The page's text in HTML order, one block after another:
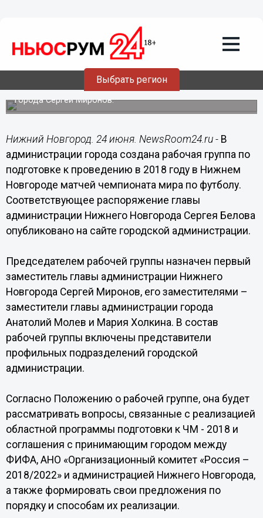
Выбрать регион
Рабочая группа по подготовке к
проведению матчей ЧМ – 2018
создана в Нижнем Новгороде
Ее возглавил первый заместитель главы администрации
города Сергей Миронов.
Нижний Новгород. 24 июня. NewsRoom24.ru - В
администрации города создана рабочая группа по
подготовке к проведению в 2018 году в Нижнем
Новгороде матчей чемпионата мира по футболу.
Соответствующее распоряжение главы
администрации Нижнего Новгорода Сергея Белова
опубликовано на сайте городской администрации.
Председателем рабочей группы назначен первый
заместитель главы администрации Нижнего
Новгорода Сергей Миронов, его заместителями –
заместители главы администрации города
Анатолий Молев и Мария Холкина. В состав
рабочей группы включены представители
профильных подразделений городской
администрации.
Согласно Положению о рабочей группе, она будет
рассматривать вопросы, связанные с реализацией
областной программы подготовки к ЧМ - 2018 и
соглашения с принимающим городом между
ФИФА, АНО «Организационный комитет «Россия –
2018/2022» и администрацией Нижнего Новгорода,
а также формировать свои предложения по
порядку и способам их реализации.